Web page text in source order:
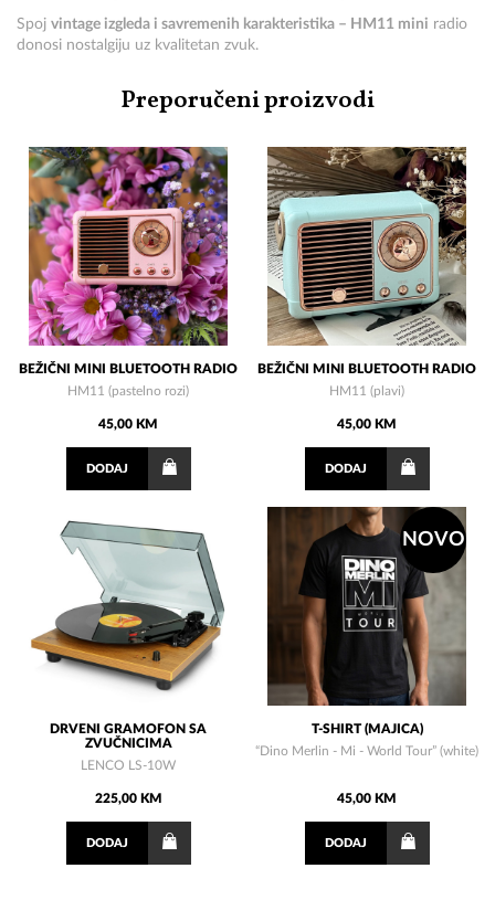
Spoj vintage izgleda i savremenih karakteristika – HM11 mini radio
donosi nostalgiju uz kvalitetan zvuk.
Preporučeni proizvodi
BEŽIČNI MINI BLUETOOTH RADIO
HM11 (pastelno rozi)
45,00 KM
DODAJ
BEŽIČNI MINI BLUETOOTH RADIO
HM11 (plavi)
45,00 KM
DODAJ
DRVENI GRAMOFON SA
ZVUČNICIMA
LENCO LS-10W
225,00 KM
DODAJ
NOVO
T-SHIRT (MAJICA)
“Dino Merlin - Mi - World Tour” (white)
45,00 KM
DODAJ